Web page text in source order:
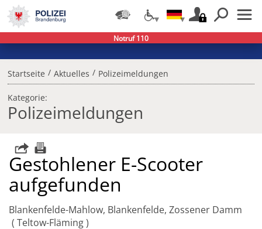
Startseite / Aktuelles / Polizeimeldungen
Kategorie:
Polizeimeldungen
Gestohlener E-Scooter
aufgefunden
Blankenfelde-Mahlow, Blankenfelde, Zossener Damm
Teltow-Fläming
Notruf 110